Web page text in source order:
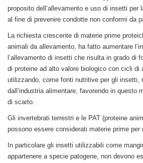
proposito dell’allevamento e uso di insetti per
al fine di prevenire condotte non conformi da
La richiesta crescente di materie prime
animali da allevamento, ha fatto aumentare
l’allevamento di insetti che risulta in grado di
di proteine ad alto valore biologico con cicli di
utilizzando, come fonti nutritive per gli insetti,
dall’industria alimentare, favorendo in questo
di scarto.
Gli invertebrati terrestri e le PAT (proteine
possono essere considerati materie prime per
In particolare gli insetti utilizzabili come
appartenere a specie patogene, non devono